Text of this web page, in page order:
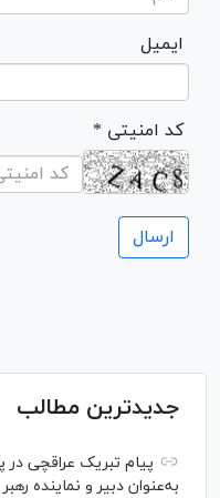
ایمیل
* کد امنیتی
جدیدترین مطالب
پیام تبریک عراقچی
به‌عنوان دبیر و نماینده